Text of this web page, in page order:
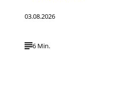
03.08.2026
6 Min.